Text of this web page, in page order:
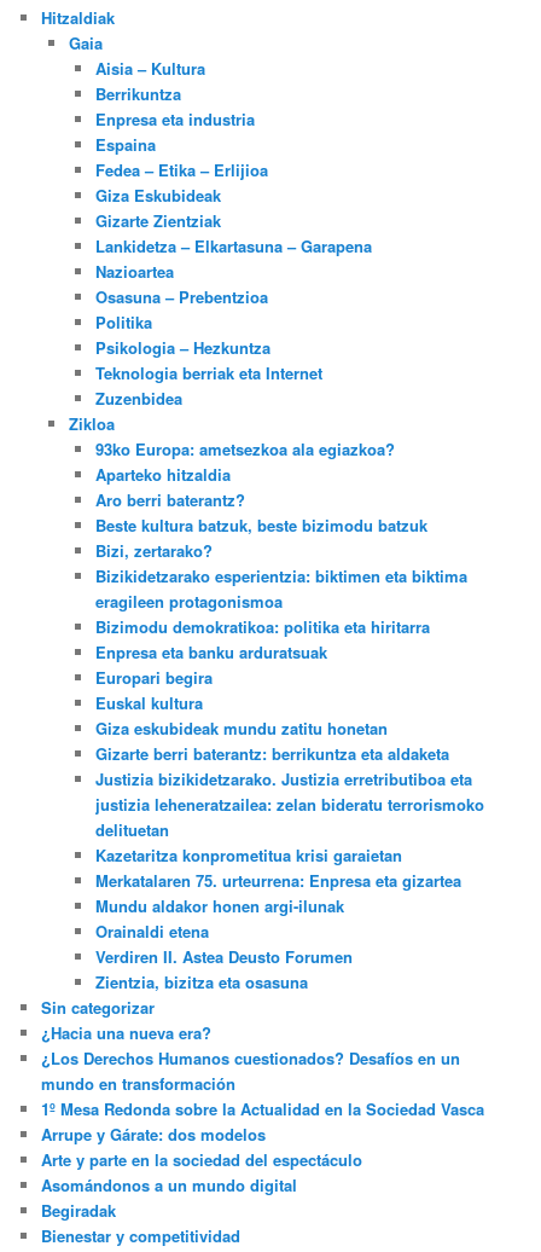
Hitzaldiak
Gaia
Aisia – Kultura
Berrikuntza
Enpresa eta industria
Espaina
Fedea – Etika – Erlijioa
Giza Eskubideak
Gizarte Zientziak
Lankidetza – Elkartasuna – Garapena
Nazioartea
Osasuna – Prebentzioa
Politika
Psikologia – Hezkuntza
Teknologia berriak eta Internet
Zuzenbidea
Zikloa
93ko Europa: ametsezkoa ala egiazkoa?
Aparteko hitzaldia
Aro berri baterantz?
Beste kultura batzuk, beste bizimodu batzuk
Bizi, zertarako?
Bizikidetzarako esperientzia: biktimen eta biktima
eragileen protagonismoa
Bizimodu demokratikoa: politika eta hiritarra
Enpresa eta banku arduratsuak
Europari begira
Euskal kultura
Giza eskubideak mundu zatitu honetan
Gizarte berri baterantz: berrikuntza eta aldaketa
Justizia bizikidetzarako. Justizia erretributiboa eta
justizia leheneratzailea: zelan bideratu terrorismoko
delituetan
Kazetaritza konprometitua krisi garaietan
Merkatalaren 75. urteurrena: Enpresa eta gizartea
Mundu aldakor honen argi-ilunak
Orainaldi etena
Verdiren II. Astea Deusto Forumen
Zientzia, bizitza eta osasuna
Sin categorizar
¿Hacia una nueva era?
¿Los Derechos Humanos cuestionados? Desafíos en un
mundo en transformación
1º Mesa Redonda sobre la Actualidad en la Sociedad Vasca
Arrupe y Gárate: dos modelos
Arte y parte en la sociedad del espectáculo
Asomándonos a un mundo digital
Begiradak
Bienestar y competitividad